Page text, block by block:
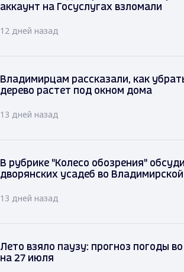
аккаунт на Госуслугах взломали
12 дней назад
Владимирцам рассказали, как
дерево растет под окном дома
13 дней назад
В рубрике "Колесо обозрения"
дворянских усадеб во
13 дней назад
Лето взяло паузу: прогноз погоды
на 27 июля